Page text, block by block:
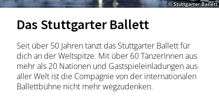
Wein
Radfahren
Wandern
© Stuttgarter Ballett
Das Stuttgarter Ballett
Seit über 50 Jahren tanzt das Stuttgarter Ballett für
dich an der Weltspitze. Mit über 60 TänzerInnen aus
mehr als 20 Nationen und Gastspieleinladungen aus
aller Welt ist die Compagnie von der internationalen
Ballettbühne nicht mehr wegzudenken.